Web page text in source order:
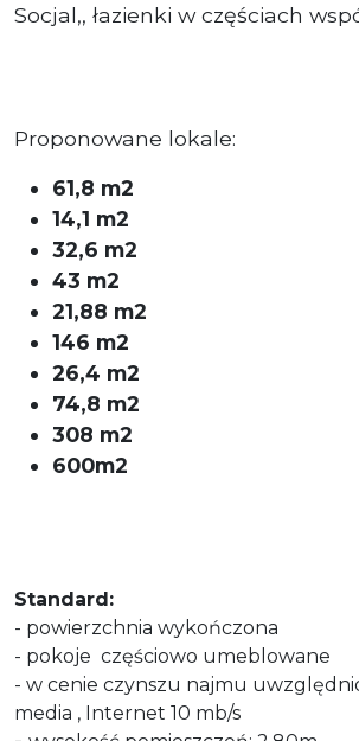
Socjal,, łazienki w częściach
Proponowane lokale:
61,8 m2
14,1 m2
32,6 m2
43 m2
21,88 m2
146 m2
26,4 m2
74,8 m2
308 m2
600m2
Standard:
- powierzchnia wykończona
- pokoje częściowo umeblowane
- w cenie czynszu najmu
media , Internet 10 mb/s